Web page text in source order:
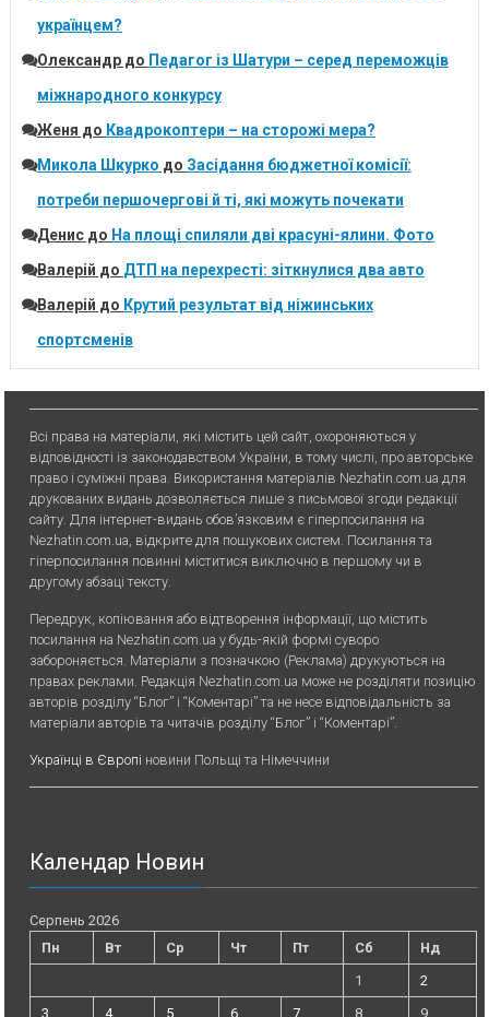
українцем?
Олександрдо Педагог із Шатури – серед переможців
міжнародного конкурсу
Женя до Квадрокоптери – на сторожі мера?
Микола Шкурко до Засідання бюджетної комісії:
потреби першочергові й ті, які можуть почекати
Денисдо На площі спиляли дві красуні-ялини. Фото
Валерій до ДТП на перехресті: зіткнулися два авто
Валерій до Крутий результат від ніжинських
спортсменів
Всі права на матеріали, які містить цей сайт, охороняються у
відповідності із законодавством України, в тому числі, про авторське
право і суміжні права. Використання матерiалiв Nezhatin.com.ua для
друкованих видань дозволяється лише з письмової згоди редакції
сайту. Для iнтернет-видань обов’язковим є гiперпосилання на
Nezhatin.com.ua, відкрите для пошукових систем. Посилання та
гіперпосилання повинні міститися виключно в першому чи в
другому абзаці тексту.
Передрук, копiювання або вiдтворення iнформацiї, що мiстить
посилання на Nezhatin.com.ua у будь-якiй формi суворо
забороняється. Матеріали з позначкою (Реклама) друкуються на
правах реклами. Редакція Nezhatin.com.ua може не розділяти позицію
авторів розділу “Блог” і “Коментарі” та не несе відповідальність за
матеріали авторів та читачів розділу “Блог” і “Коментарі”.
Українці в Європі новини Польщі та Німеччини
Календар Новин
Серпень 2026
Пн
Вт Ср Чт Пт Сб
Нд
1
2
3
4 5 6 7 8 9